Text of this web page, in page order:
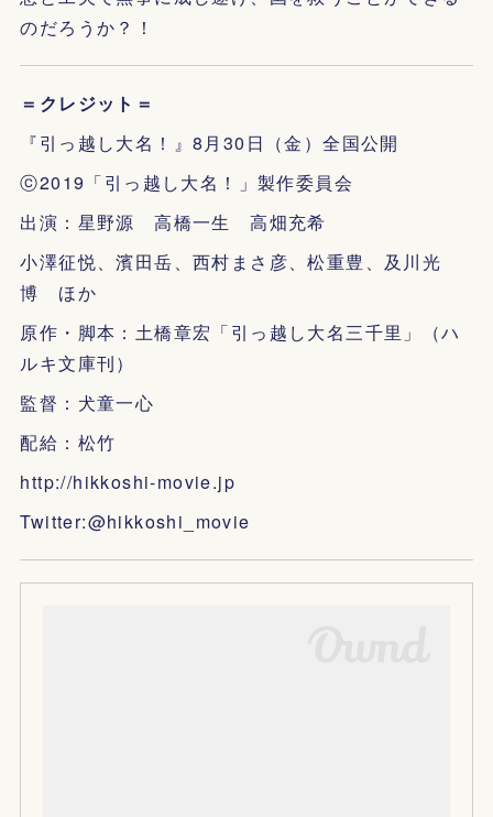
のだろうか？！
＝クレジット＝
『引っ越し大名！』8月30日（金）全国公開
ⓒ2019「引っ越し大名！」製作委員会
出演：星野源 高橋一生 高畑充希
小澤征悦、濱田岳、西村まさ彦、松重豊、及川光
博 ほか
原作・脚本：土橋章宏「引っ越し大名三千里」（ハ
ルキ文庫刊）
監督：犬童一心
配給：松竹
http://hikkoshi-movie.jp
Twitter:@hikkoshi_movie